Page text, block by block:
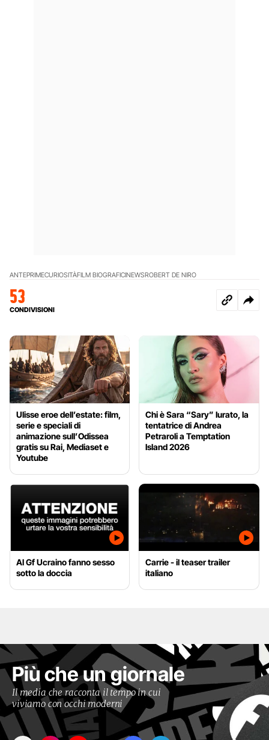
ANTEPRIMECURIOSITÀFILM BIOGRAFICINEWSROBERT DE NIRO
53
CONDIVISIONI
Ulisse eroe dell’estate: film,
serie e speciali di
animazione sull’Odissea
gratis su Rai, Mediaset e
Youtube
Chi è Sara “Sary” Iurato, la
tentatrice di Andrea
Petraroli a Temptation
Island 2026
Al Gf Ucraino fanno sesso
sotto la doccia
Carrie - il teaser trailer
italiano
Più che un giornale
Il media che racconta il tempo in cui
viviamo con occhi moderni